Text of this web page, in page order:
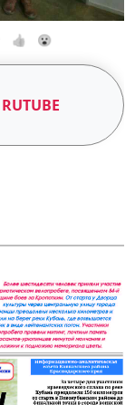
👍 😮
RUTUBE